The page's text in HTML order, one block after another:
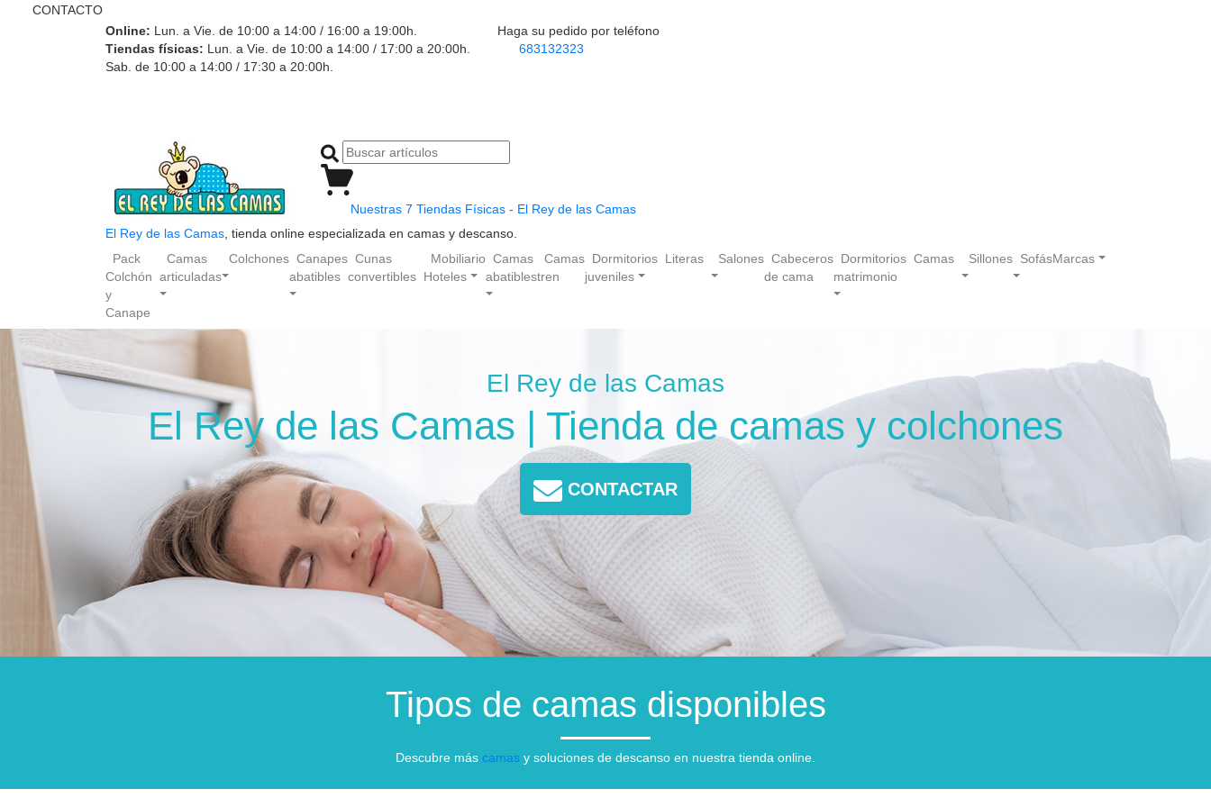
CONTACTO
Online: Lun. a Vie. de 10:00 a 14:00 / 16:00 a 19:00h.
Tiendas físicas: Lun. a Vie. de 10:00 a 14:00 / 17:00 a 20:00h.
Sab. de 10:00 a 14:00 / 17:30 a 20:00h.
Haga su pedido por teléfono
683132323
Nuestras 7 Tiendas Físicas - El Rey de las Camas
El Rey de las Camas , tienda online especializada en camas y descanso.
Pack
Colchón
y
Canape
Camas
articuladas
Colchones Canapes
abatibles
Cunas
convertibles
Mobiliario
Hoteles
Camas
abatibles
Camas
tren
Dormitorios
juveniles
Literas Salones Cabeceros
de cama
Dormitorios
matrimonio
Camas Sillones SofásMarcas
El Rey de las Camas
El Rey de las Camas | Tienda de camas y colchones
CONTACTAR
Tipos de camas disponibles
Descubre más camas y soluciones de descanso en nuestra tienda online.